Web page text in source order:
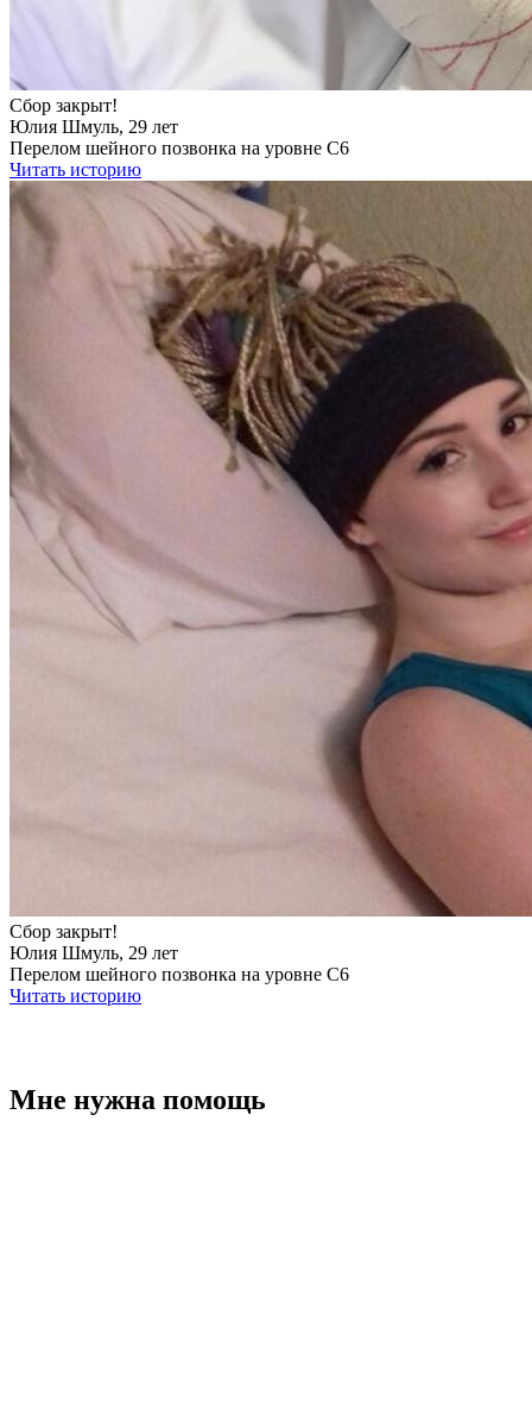
Сбор закрыт!
Юлия Шмуль, 29 лет
Перелом шейного позвонка на уровне С6
Читать историю
Сбор закрыт!
Юлия Шмуль, 29 лет
Перелом шейного позвонка на уровне С6
Читать историю
Мне нужна помощь